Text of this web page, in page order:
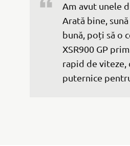
Am avut unele
Arată bine,
bună, poți să o
XSR900 GP
rapid de viteze,
puternice